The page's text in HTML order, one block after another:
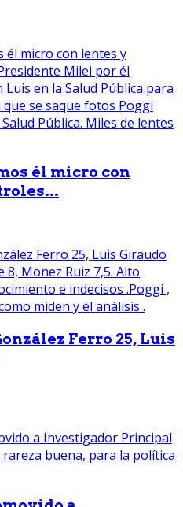
él micro con
Ferro 25, Luis